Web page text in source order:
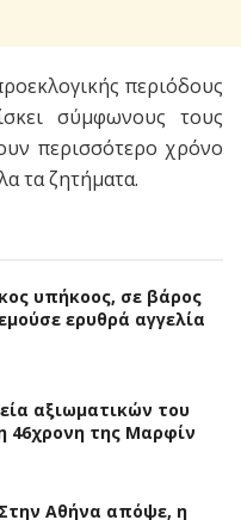
περιόδους
σύμφωνους τους
περισσότερο χρόνο
τα ζητήματα.
υπήκοος, σε βάρος
ερυθρά αγγελία
αξιωματικών του
46χρονη της Μαρφίν
Αθήνα απόψε, η